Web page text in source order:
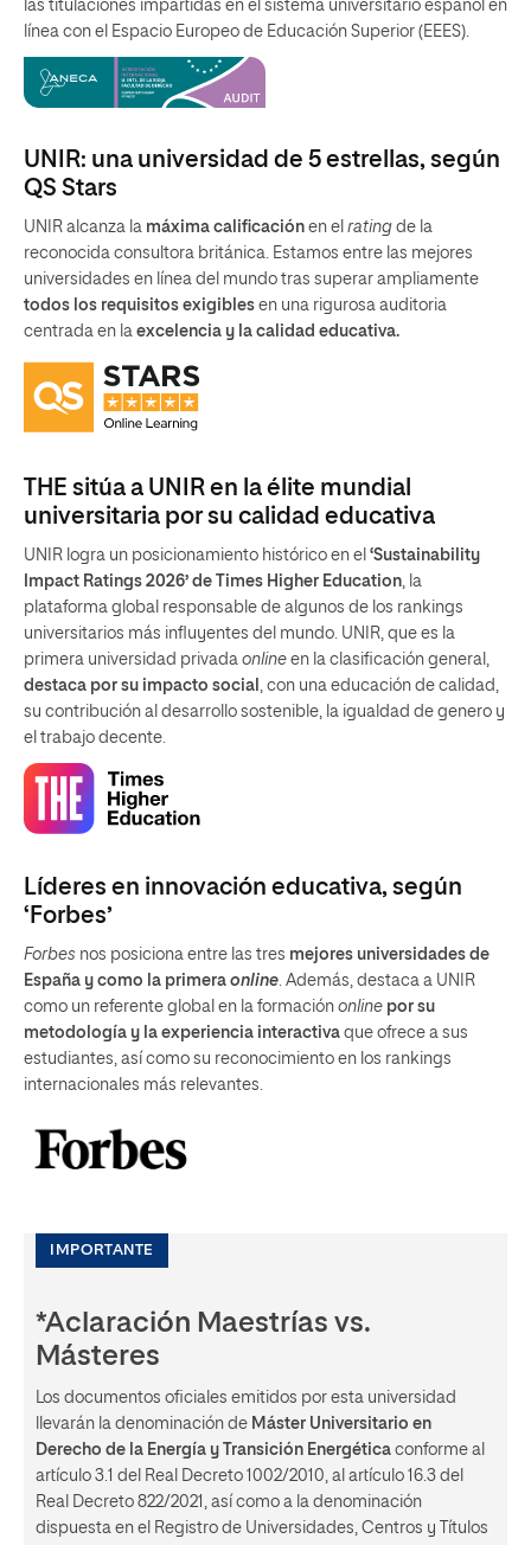
las titulaciones impartidas en el sistema universitario español en
línea con el Espacio Europeo de Educación Superior (EEES).
UNIR: una universidad de 5 estrellas, según
QS Stars
UNIR alcanza la máxima calificación en el rating de la
reconocida consultora británica. Estamos entre las mejores
universidades en línea del mundo tras superar ampliamente
todos los requisitos exigibles en una rigurosa auditoria
centrada en la excelencia y la calidad educativa.
THE sitúa a UNIR en la élite mundial
universitaria por su calidad educativa
UNIR logra un posicionamiento histórico en el ‘Sustainability
Impact Ratings 2026’ de Times Higher Education, la
plataforma global responsable de algunos de los rankings
universitarios más influyentes del mundo. UNIR, que es la
primera universidad privada online en la clasificación general,
destaca por su impacto social , con una educación de calidad,
su contribución al desarrollo sostenible, la igualdad de genero y
el trabajo decente.
Líderes en innovación educativa, según
‘Forbes’
Forbes nos posiciona entre las tres mejores universidades de
España y como la primera online . Además, destaca a UNIR
como un referente global en la formación online por su
metodología y la experiencia interactiva que ofrece a sus
estudiantes, así como su reconocimiento en los rankings
internacionales más relevantes.
IMPORTANTE
*Aclaración Maestrías vs.
Másteres
Los documentos oficiales emitidos por esta universidad
llevarán la denominación de Máster Universitario en
Derecho de la Energía y Transición Energética conforme al
artículo 3.1 del Real Decreto 1002/2010, al artículo 16.3 del
Real Decreto 822/2021, así como a la denominación
dispuesta en el Registro de Universidades, Centros y Títulos